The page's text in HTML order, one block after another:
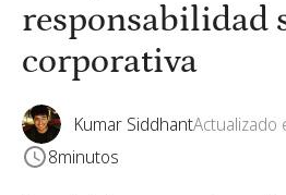
responsabilidad
corporativa
Kumar SiddhantActualizado
8minutos